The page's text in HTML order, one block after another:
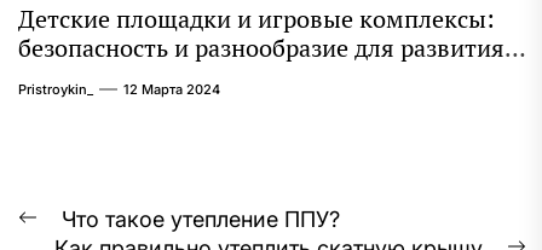
Детские площадки и игровые комплексы:
безопасность и разнообразие для развития
ребенка
Pristroykin_ 12 Марта 2024
Навигация
Предыдущая
Что такое утепление ППУ?